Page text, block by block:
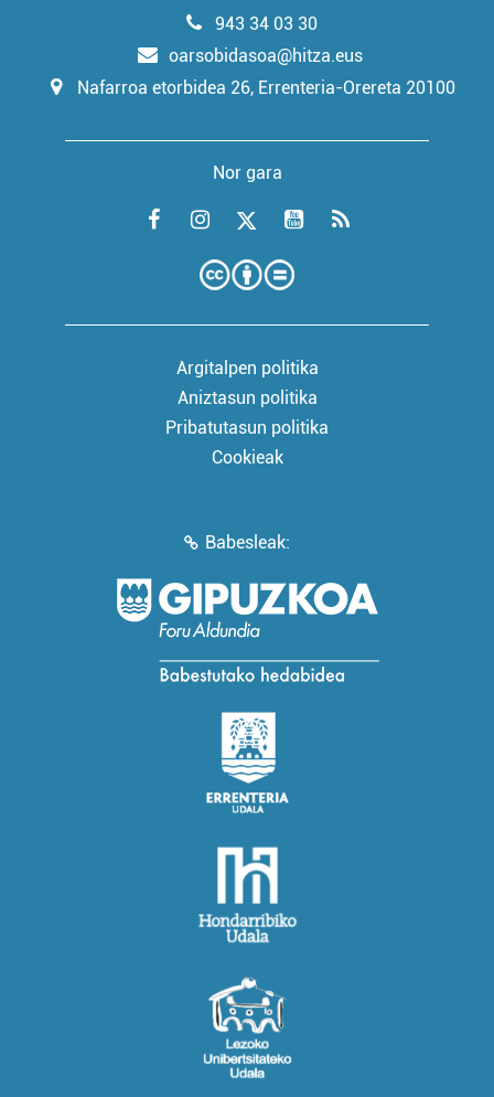
943 34 03 30
oarsobidasoa@hitza.eus
Nafarroa etorbidea 26, Errenteria-Orereta 20100
Nor gara
Argitalpen politika
Aniztasun politika
Pribatutasun politika
Cookieak
Babesleak: